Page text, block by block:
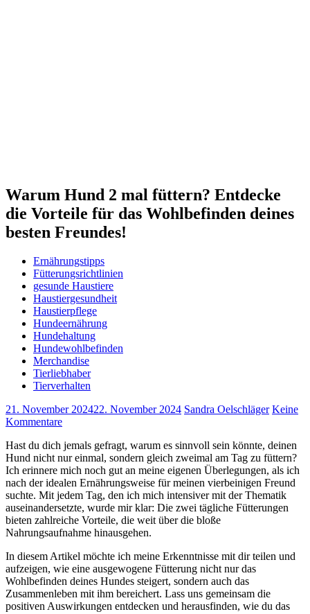
Warum Hund 2 mal füttern? Entdecke
die Vorteile für das Wohlbefinden deines
besten Freundes!
Ernährungstipps
Fütterungsrichtlinien
gesunde Haustiere
Haustiergesundheit
Haustierpflege
Hundeernährung
Hundehaltung
Hundewohlbefinden
Merchandise
Tierliebhaber
Tierverhalten
21. November 202422. November 2024 Sandra Oelschläger Keine
Kommentare
Hast ‍du ⁤dich jemals ‌gefragt, warum es sinnvoll sein könnte, deinen
Hund nicht nur einmal, sondern gleich zweimal am Tag zu⁤ füttern?
Ich ‍erinnere mich noch gut an meine eigenen Überlegungen, als ich
nach der⁢ idealen ‌Ernährungsweise für ⁣meinen vierbeinigen Freund
⁢suchte. Mit jedem Tag, den ⁣ich⁤ mich⁢ intensiver‌ mit der ⁢Thematik
auseinandersetzte, wurde‌ mir klar: Die zwei tägliche ⁢Fütterungen
⁢bieten zahlreiche Vorteile,‍ die weit ​über ​die bloße
Nahrungsaufnahme hinausgehen.
In diesem Artikel⁢ möchte ich⁤ meine Erkenntnisse ⁣mit dir teilen und⁢
aufzeigen, wie ‍eine ​ausgewogene⁢ Fütterung nicht nur das
Wohlbefinden‍ deines‌ Hundes steigert, sondern auch ⁣das
‌Zusammenleben mit ihm bereichert. Lass uns gemeinsam ⁣die⁤
positiven Auswirkungen entdecken und herausfinden,⁤ wie‍ du das‍